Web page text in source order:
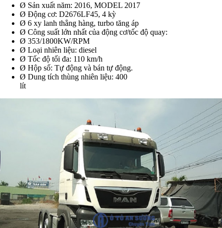
Ø Sản xuất năm: 2016, MODEL 2017
Ø Động cơ: D2676LF45, 4 kỳ
Ø 6 xy lanh thẳng hàng, turbo tăng áp
Ø Công suất lớn nhất của động cơ/tốc độ quay:
Ø 353/1800KW/RPM
Ø Loại nhiên liệu: diesel
Ø Tốc độ tối đa: 110 km/h
Ø Hộp số: Tự động và bán tự động.
Ø Dung tích thùng nhiên liệu: 400